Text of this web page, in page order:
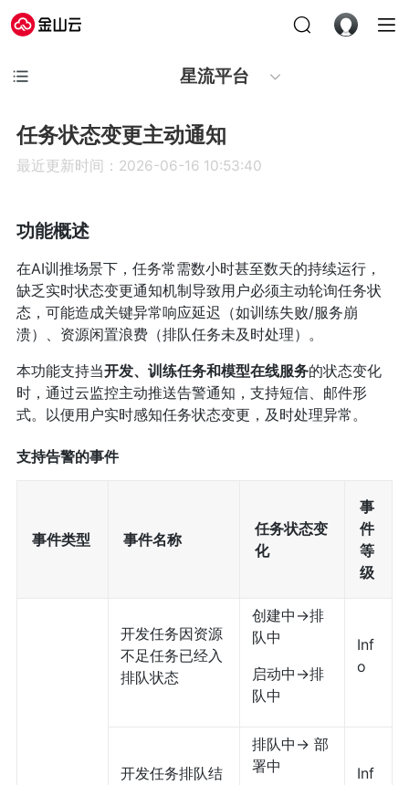
星流平台
任务状态变更主动通知
最近更新时间：2026-06-16 10:53:40
功能概述
在AI训推场景下，任务常需数小时甚至数天的持续运行，
缺乏实时状态变更通知机制导致用户必须主动轮询任务状
态，可能造成关键异常响应延迟（如训练失败/服务崩
溃）、资源闲置浪费（排队任务未及时处理）。
本功能支持当开发、训练任务和模型在线服务的状态变化
时，通过云监控主动推送告警通知，支持短信、邮件形
式。以便用户实时感知任务状态变更，及时处理异常。
支持告警的事件
事件类型 事件名称
任务状态变
化
事
件
等
级
开发任务因资源
不足任务已经入
排队状态
创建中->排
队中
启动中->排
队中
Inf
o
开发任务排队结
排队中-> 部
署中
Inf